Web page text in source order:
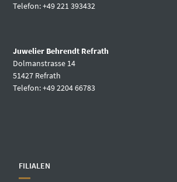
Telefon: +49 221 393432
Juwelier Behrendt Refrath
Dolmanstrasse 14
51427 Refrath
Telefon: +49 2204 66783
FILIALEN